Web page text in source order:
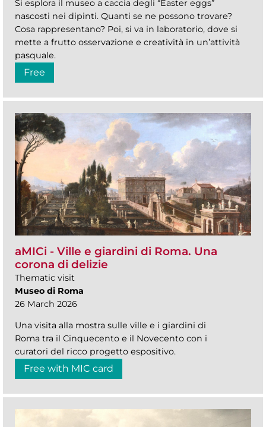
Si esplora il museo a caccia degli “Easter eggs”
nascosti nei dipinti. Quanti se ne possono trovare?
Cosa rappresentano? Poi, si va in laboratorio, dove si
mette a frutto osservazione e creatività in un’attività
pasquale.
Free
aMICi - Ville e giardini di Roma. Una
corona di delizie
Thematic visit
Museo di Roma
26 March 2026
Una visita alla mostra sulle ville e i giardini di
Roma tra il Cinquecento e il Novecento con i
curatori del ricco progetto espositivo.
Free with MIC card